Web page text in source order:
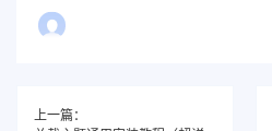
上一篇：